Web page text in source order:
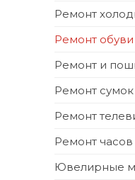
Ремонт
Ремонт обуви
Ремонт и
Ремонт
Ремонт
Ремонт часов
Ювелирные